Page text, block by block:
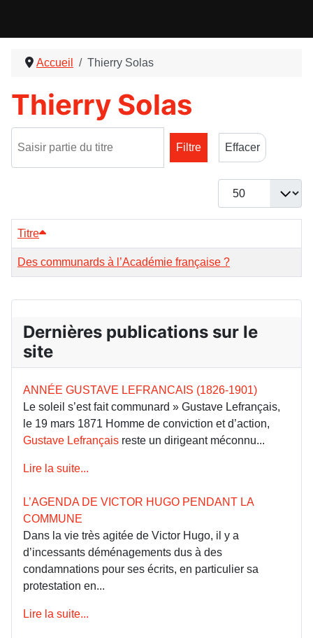
Accueil Thierry Solas
Thierry Solas
Filtre
Effacer
Afficher #
Titre
Des communards à l’Académie française ?
Dernières publications sur le
site
ANNÉE GUSTAVE LEFRANCAIS (1826-1901)
Le soleil s’est fait communard » Gustave Lefrançais,
le 19 mars 1871 Homme de conviction et d’action,
Gustave Lefrançais reste un dirigeant méconnu...
Lire la suite...
L’AGENDA DE VICTOR HUGO PENDANT LA
COMMUNE
Dans la vie très agitée de Victor Hugo, il y a
d’incessants déménagements dus à des
condamnations pour ses écrits, en particulier sa
protestation en...
Lire la suite...